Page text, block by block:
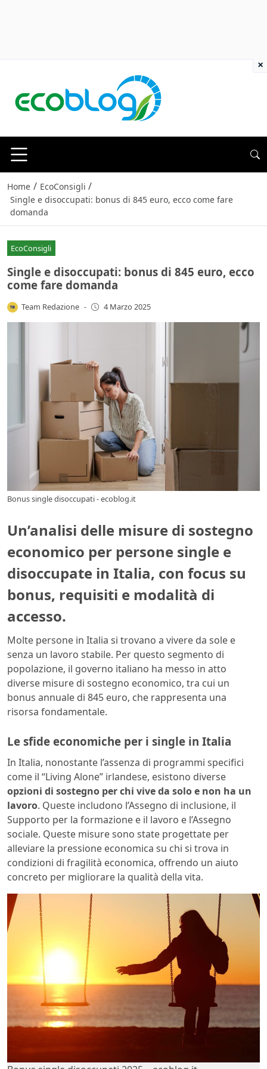
Home / EcoConsigli /
Single e disoccupati: bonus di 845 euro, ecco come fare
domanda
EcoConsigli
Single e disoccupati: bonus di 845 euro, ecco
come fare domanda
Team Redazione - 4 Marzo 2025
Bonus single disoccupati - ecoblog.it
Un’analisi delle misure di sostegno
economico per persone single e
disoccupate in Italia, con focus su
bonus, requisiti e modalità di
accesso.
Molte persone in Italia si trovano a vivere da sole e
senza un lavoro stabile. Per questo segmento di
popolazione, il governo italiano ha messo in atto
diverse misure di sostegno economico, tra cui un
bonus annuale di 845 euro, che rappresenta una
risorsa fondamentale.
Le sfide economiche per i single in Italia
In Italia, nonostante l’assenza di programmi specifici
come il “Living Alone” irlandese, esistono diverse
opzioni di sostegno per chi vive da solo e non ha un
lavoro. Queste includono l’Assegno di inclusione, il
Supporto per la formazione e il lavoro e l’Assegno
sociale. Queste misure sono state progettate per
alleviare la pressione economica su chi si trova in
condizioni di fragilità economica, offrendo un aiuto
concreto per migliorare la qualità della vita.
×